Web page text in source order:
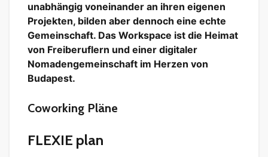
unabhängig voneinander an ihren eigenen
Projekten, bilden aber dennoch eine echte
Gemeinschaft. Das Workspace ist die Heimat
von Freiberuflern und einer digitaler
Nomadengemeinschaft im Herzen von
Budapest.
Coworking Pläne
FLEXIE plan